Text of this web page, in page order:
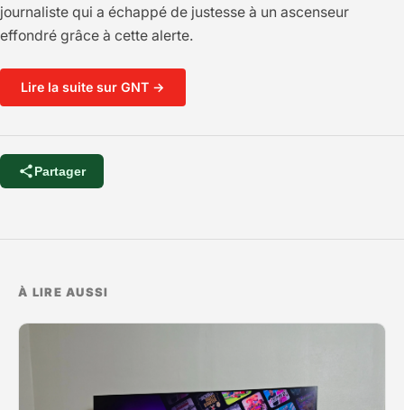
journaliste qui a échappé de justesse à un ascenseur
effondré grâce à cette alerte.
Lire la suite sur GNT →
Partager
À LIRE AUSSI